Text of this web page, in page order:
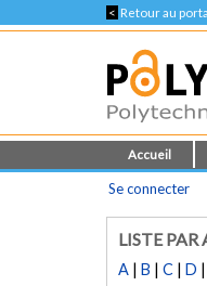
< Retour au
Accueil
Se connecter
LISTE
A | B | C | D |